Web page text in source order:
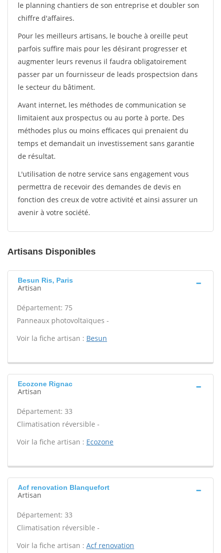
le planning chantiers de son entreprise et doubler son
chiffre d'affaires.
Pour les meilleurs artisans, le bouche à oreille peut
parfois suffire mais pour les désirant progresser et
augmenter leurs revenus il faudra obligatoirement
passer par un fournisseur de leads prospectsion dans
le secteur du bâtiment.
Avant internet, les méthodes de communication se
limitaient aux prospectus ou au porte à porte. Des
méthodes plus ou moins efficaces qui prenaient du
temps et demandait un investissement sans garantie
de résultat.
L'utilisation de notre service sans engagement vous
permettra de recevoir des demandes de devis en
fonction des creux de votre activité et ainsi assurer un
avenir à votre société.
Artisans Disponibles
Besun Ris, Paris
Artisan
Département: 75
Panneaux photovoltaïques -
Voir la fiche artisan : Besun
Ecozone Rignac
Artisan
Département: 33
Climatisation réversible -
Voir la fiche artisan : Ecozone
Acf renovation Blanquefort
Artisan
Département: 33
Climatisation réversible -
Voir la fiche artisan : Acf renovation